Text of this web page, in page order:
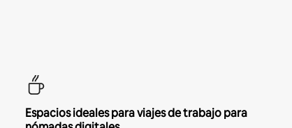
Espacios ideales para viajes de trabajo para